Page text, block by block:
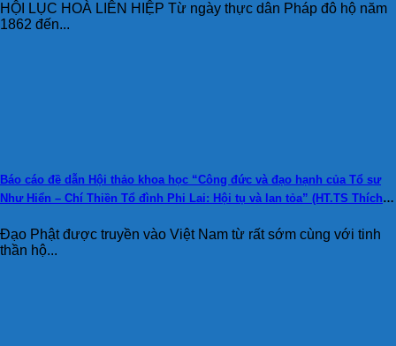
HỘI LỤC HOÀ LIÊN HIỆP Từ ngày thực dân Pháp đô hộ năm
1862 đến...
Báo cáo đề dẫn Hội thảo khoa học “Công đức và đạo hạnh của Tổ sư
Như Hiển – Chí Thiền Tổ đình Phi Lai: Hội tụ và lan tỏa” (HT.TS Thích
Đạo Phật được truyền vào Việt Nam từ rất sớm cùng với tinh
thần hộ...